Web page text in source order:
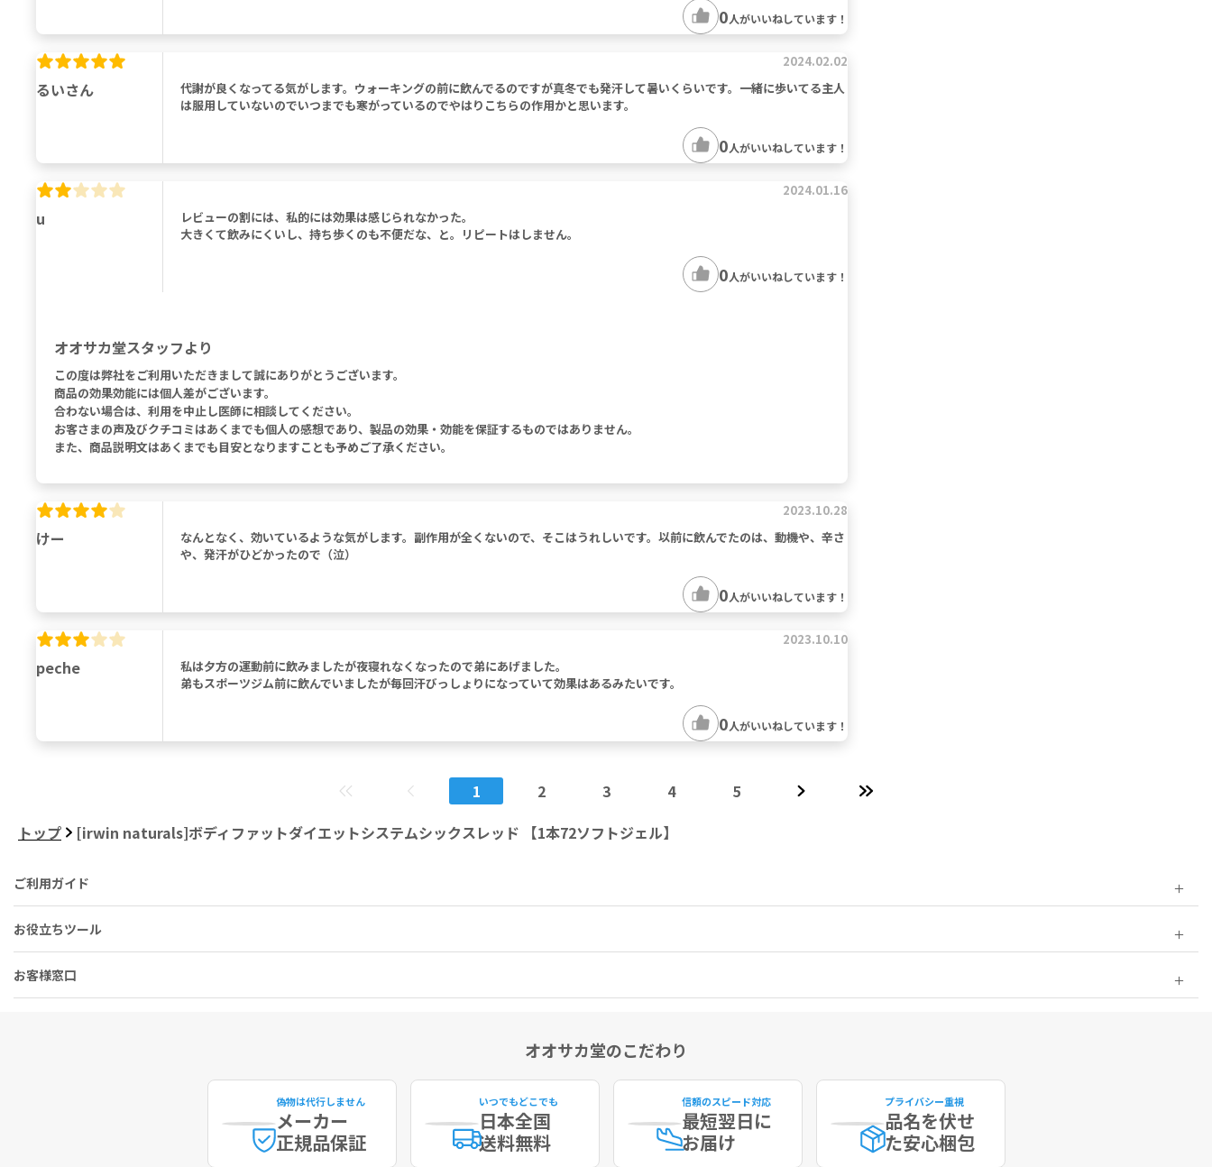
0人がいいねしています！
るいさん
2024.02.02
代謝が良くなってる気がします。ウォーキングの前に飲んでるのですが真冬でも発汗して暑いくらいです。一緒に歩いてる主人
は服用していないのでいつまでも寒がっているのでやはりこちらの作用かと思います。
0人がいいねしています！
u
2024.01.16
レビューの割には、私的には効果は感じられなかった。
大きくて飲みにくいし、持ち歩くのも不便だな、と。リピートはしません。
0人がいいねしています！
オオサカ堂スタッフより
この度は弊社をご利用いただきまして誠にありがとうございます。
商品の効果効能には個人差がございます。
合わない場合は、利用を中止し医師に相談してください。
お客さまの声及びクチコミはあくまでも個人の感想であり、製品の効果・効能を保証するものではありません。
また、商品説明文はあくまでも目安となりますことも予めご了承ください。
けー
2023.10.28
なんとなく、効いているような気がします。副作用が全くないので、そこはうれしいです。以前に飲んでたのは、動機や、辛さ
や、発汗がひどかったので（泣）
0人がいいねしています！
peche
2023.10.10
私は夕方の運動前に飲みましたが夜寝れなくなったので弟にあげました。
弟もスポーツジム前に飲んでいましたが毎回汗びっしょりになっていて効果はあるみたいです。
0人がいいねしています！
1 2 3 4
5
トップ
[irwin naturals]ボディファットダイエットシステムシックスレッド 【1本72ソフトジェル】
ご利用ガイド
お役立ちツール
お客様窓口
オオサカ堂のこだわり
偽物は代行しません
メーカー
正規品保証
いつでもどこでも
日本全国
送料無料
信頼のスピード対応
最短翌日に
お届け
プライバシー重視
品名を伏せ
た安心梱包